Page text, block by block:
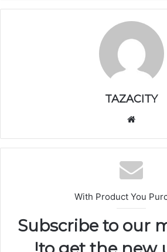
TAZACITY
الوي
ب
With Product You
Subscribe to our